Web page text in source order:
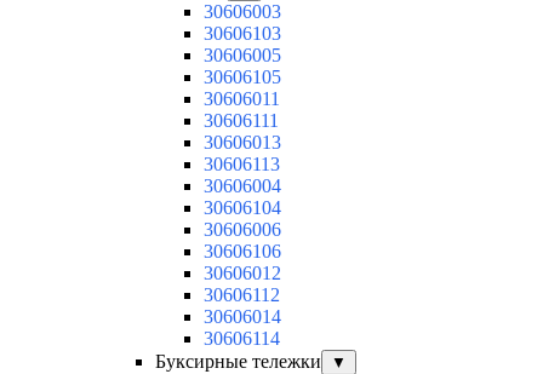
30606003
30606103
30606005
30606105
30606011
30606111
30606013
30606113
30606004
30606104
30606006
30606106
30606012
30606112
30606014
30606114
Буксирные тележки
▼